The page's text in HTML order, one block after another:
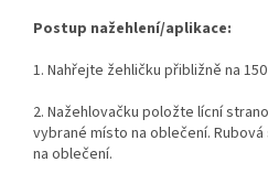
Postup nažehlení/aplikace:
1. Nahřejte žehličku přibližně na 150
2. Nažehlovačku položte lícní
vybrané místo na oblečení.
na oblečení.